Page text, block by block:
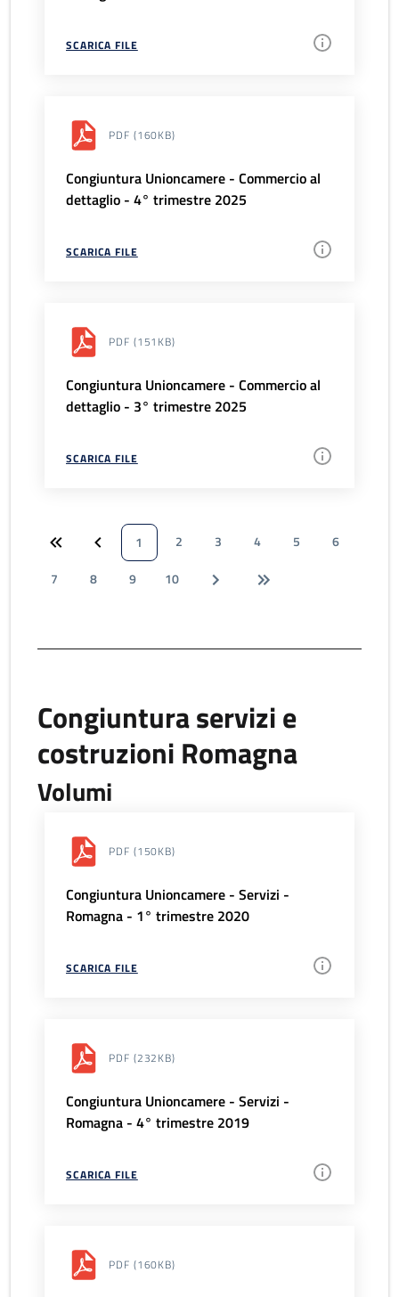
SCARICA FILE
PDF (160KB)
Congiuntura Unioncamere - Commercio al
dettaglio - 4° trimestre 2025
SCARICA FILE
PDF (151KB)
Congiuntura Unioncamere - Commercio al
dettaglio - 3° trimestre 2025
SCARICA FILE
1 2 3 4 5
6
7
8 9 10
Congiuntura servizi e
costruzioni Romagna
Volumi
PDF (150KB)
Congiuntura Unioncamere - Servizi -
Romagna - 1° trimestre 2020
SCARICA FILE
PDF (232KB)
Congiuntura Unioncamere - Servizi -
Romagna - 4° trimestre 2019
SCARICA FILE
PDF (160KB)